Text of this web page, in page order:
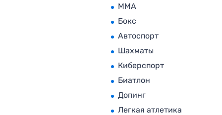
MMA
Бокс
Автоспорт
Шахматы
Киберспорт
Биатлон
Допинг
Легкая атлетика